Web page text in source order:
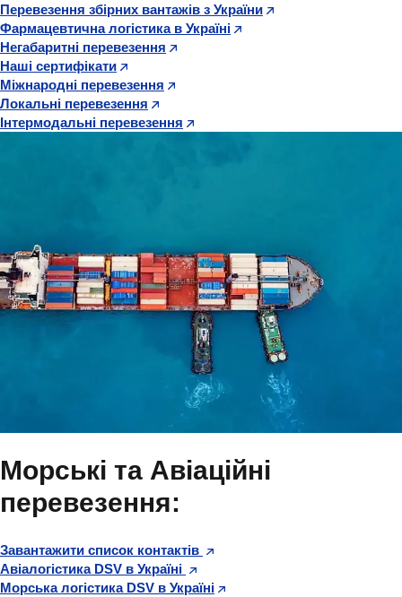
Перевезення збірних вантажів з України
Фармацевтична логістика в Україні
Негабаритні перевезення
Наші сертифікати
Міжнародні перевезення
Локальні перевезення
Інтермодальні перевезення
Морські та Авіаційні
перевезення:
Завантажити список контактів
Авіалогістика DSV в Україні
Морська логістика DSV в Україні